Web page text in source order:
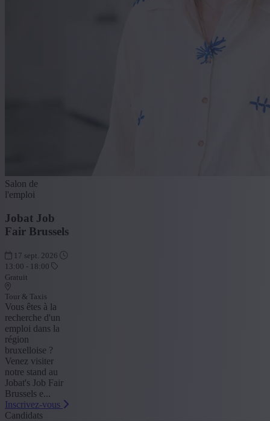
Salon de
l'emploi
Jobat Job
Fair Brussels
17 sept. 2026
13:00 - 18:00
Gratuit
Tour & Taxis
Vous êtes à la
recherche d'un
emploi dans la
région
bruxelloise ?
Venez visiter
notre stand au
Jobat's Job Fair
Brussels e...
Inscrivez-vous
Candidats